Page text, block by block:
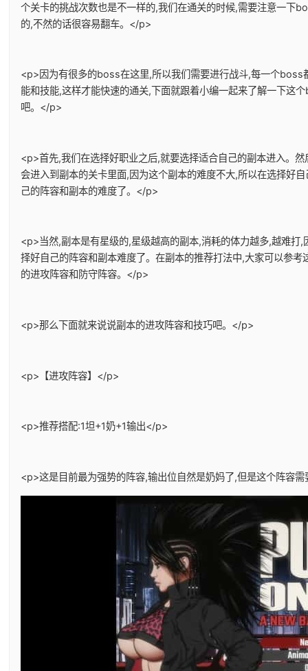
个关卡的挑战次数也是不一样的,我们在通关的时候,需要注意一下
的,不然的话很容易翻车。</p>
<p>因为有很多的boss在这里,所以我们需要进行战斗,每一个boss
能和技能,这样才能快速的通关,下面就跟着小编一起来了解一下这
吧。</p>
<p>首先,我们在选择好职业之后,就要选择适合自己的副本进入。
会进入到副本的关卡里面,因为这个副本的难度不大,所以在选择好
己的阵容和副本的难度了。</p>
<p>当然,副本是有星级的,星级越高的副本,消耗的体力越多,越难打,
择好自己的阵容和副本难度了。在副本的推荐打法中,大家可以参考
的进攻阵容和防守阵容。</p>
<p>那么下面就来说说副本的进攻阵容和技巧吧。</p>
<p>【进攻阵容】</p>
<p>推荐搭配:1坦+1奶+1输出</p>
<p>这是目前最为强势的阵容,输出位自然是奶妈了,但是这个阵容